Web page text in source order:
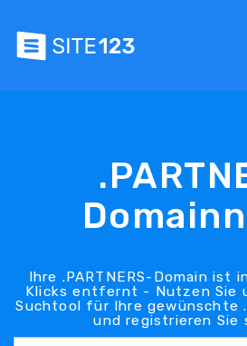
Ihre .PARTNERS-Domain ist
Klicks entfernt - Nutzen Sie
Suchtool für Ihre gewünschte
und registrieren Sie